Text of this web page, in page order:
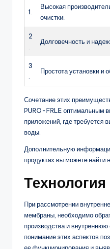
1.
Высокая
очистки.
2
Долговечность и
3
Простота установки и
Сочетание этих
PURO-FRLE оптимальным
приложений, где требуется
воды.
Дополнительную
продуктах вы можете найти
Технология
При рассмотрении
мембраны, необходимо
производства и внутреннюю
понимание этих аспектов